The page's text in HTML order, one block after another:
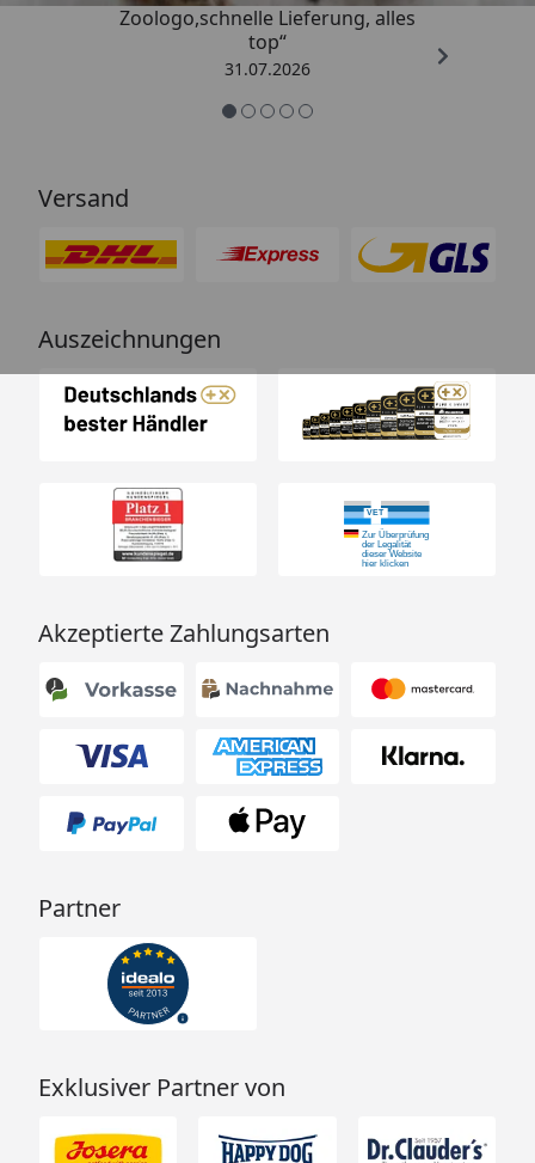
Zoologo,schnelle Lieferung, alles
top“
31.07.2026
Versand
Auszeichnungen
Akzeptierte Zahlungsarten
Partner
Exklusiver Partner von